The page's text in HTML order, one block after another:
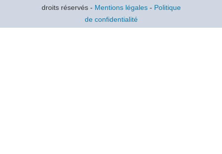
droits réservés - Mentions légales- Politique
de confidentialité